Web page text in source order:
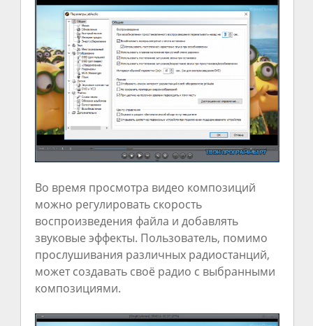
Во время просмотра видео композиций
можно регулировать скорость
воспроизведения файла и добавлять
звуковые эффекты. Пользователь, помимо
прослушивания различных радиостанций,
может создавать своё радио с выбранными
композициями.